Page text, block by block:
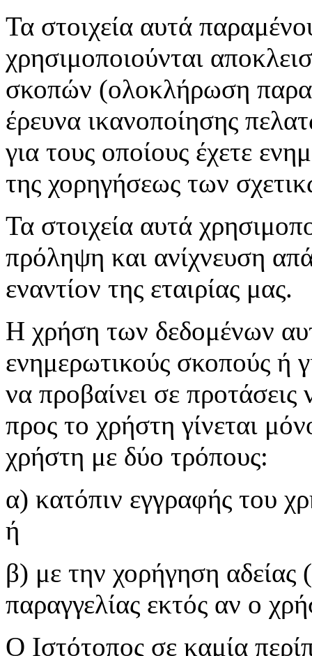
Τα στοιχεία αυτά
χρησιμοποιούνται
σκοπών (ολοκλήρωση
έρευνα ικανοποίησης
για τους οποίους έχετε
της χορηγήσεως των
Τα στοιχεία αυτά
πρόληψη και ανίχνευση
εναντίον της εταιρίας μας.
Η χρήση των δεδομένων
ενημερωτικούς σκοπούς ή
να προβαίνει σε
προς το χρήστη γίνεται
χρήστη με δύο τρόπους:
α) κατόπιν εγγραφής του
ή
β) με την χορήγηση
παραγγελίας εκτός αν ο
Ο Ιστότοπος σε καμία